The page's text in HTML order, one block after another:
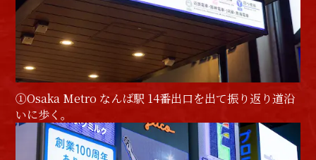
①Osaka Metro なんば駅 14番出口を出て振り返り道沿
いに歩く。